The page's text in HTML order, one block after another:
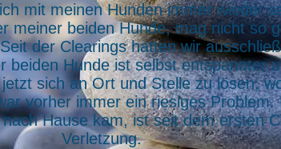
mit meinen Hunden immer wieder
meiner beiden Hunde, mag nicht so
der Clearings hatten wir
beiden Hunde ist selbst entspannter
sich an Ort und Stelle zu lösen,
vorher immer ein riesiges Problem.
Hause kam, ist seit dem ersten
Verletzung.